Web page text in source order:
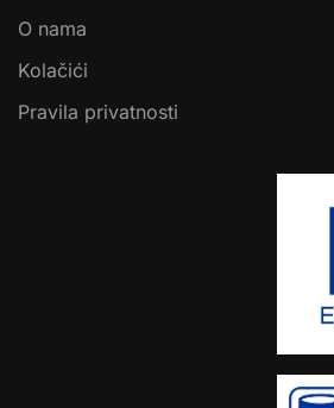
O nama
Kolačići
Pravila privatnosti